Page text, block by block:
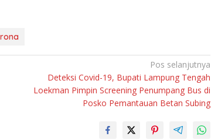
Pos selanjutnya
Deteksi Covid-19, Bupati Lampung Tengah
Loekman Pimpin Screening Penumpang Bus di
Posko Pemantauan Betan Subing